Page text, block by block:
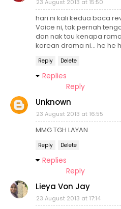
23 August 2013 at 15:50
hari ni kali kedua baca
Voice ni, tak pernah
dan nak tau kenapa
korean drama ni... he he
Reply Delete
Replies
Reply
Unknown
23 August 2013 at 16:55
MMG TGH LAYAN
Reply Delete
Replies
Reply
Lieya Von Jay
23 August 2013 at 17:14